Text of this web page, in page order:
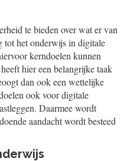
te bieden over wat er van
tot het onderwijs in digitale
kerndoelen kunnen
hier een belangrijke taak
dan ook een wettelijke
ook voor digitale
Daarmee wordt
aandacht wordt besteed